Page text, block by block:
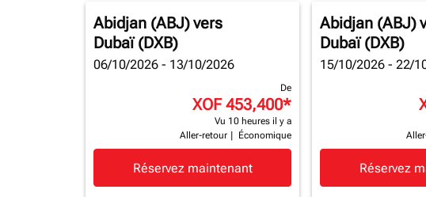
Abidjan (ABJ)vers
Dubaï (DXB)
06/10/2026 - 13/10/2026
De
XOF 453,400*
Vu 10 heures il y a
Aller-retour
Économique
Réservez maintenant
Abidjan (ABJ)
Dubaï (DXB)
15/10/2026 - 22/
Réservez